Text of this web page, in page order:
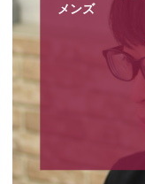
メンズ